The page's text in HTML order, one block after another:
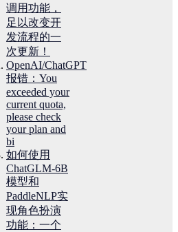
调用功能，
足以改变开
发流程的一
次更新！
OpenAI/ChatGPT
报错：You
exceeded your
current quota,
please check
your plan and
bi
如何使用
ChatGLM-6B
模型和
PaddleNLP实
现角色扮演
功能：一个